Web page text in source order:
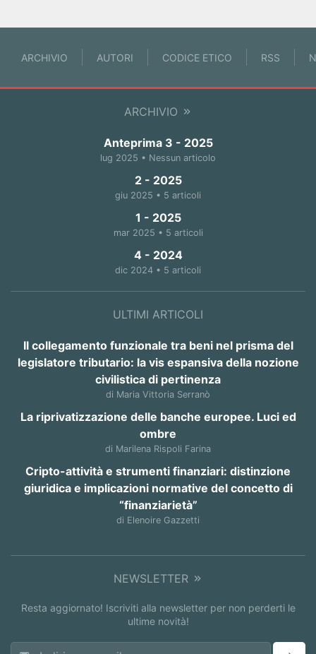
ARCHIVIO AUTORI CODICE ETICO RSS
ARCHIVIO
Anteprima 3 - 2025
lug 2025 • Nessun articolo
2 - 2025
giu 2025 • 5 articoli
1 - 2025
mar 2025 • 5 articoli
4 - 2024
dic 2024 • 5 articoli
ULTIMI ARTICOLI
Il collegamento funzionale tra beni nel prisma del
legislatore tributario: la vis espansiva della nozione
civilistica di pertinenza
di Maria Vittoria Serranò
La riprivatizzazione delle banche europee. Luci ed
ombre
di Marilena Rispoli Farina
Cripto-attività e strumenti finanziari: distinzione
giuridica e implicazioni normative del concetto di
“finanziarietà”
di Elenoire Gazzetti
NEWSLETTER
Resta aggiornato! Iscriviti alla newsletter per non perderti le
ultime novità!